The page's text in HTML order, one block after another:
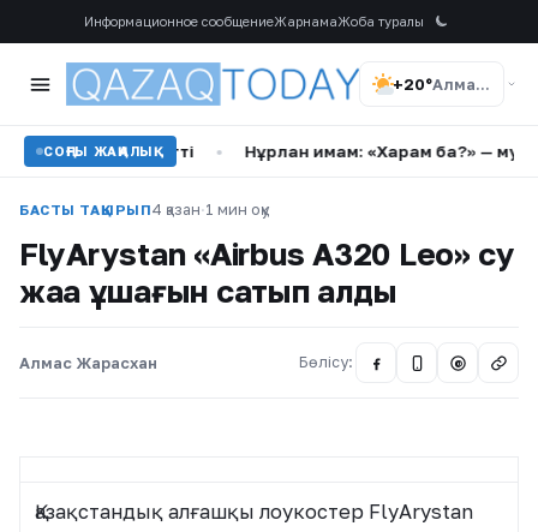
Информационное сообщениеЖарнамаЖоба туралы
+20° Алматы
СОҢҒЫ ЖАҢАЛЫҚ
• Нұрлан имам: «Харам ба?» — музыка мен
БАСТЫ ТАҚЫРЫП4 қазан·1 мин оқу
FlyArystan «Airbus A320 Leo» су
жаңа ұшағын сатып алды
Алмас Жарасхан Бөлісу: @
Қазақстандық алғашқы лоукостер FlyArystan